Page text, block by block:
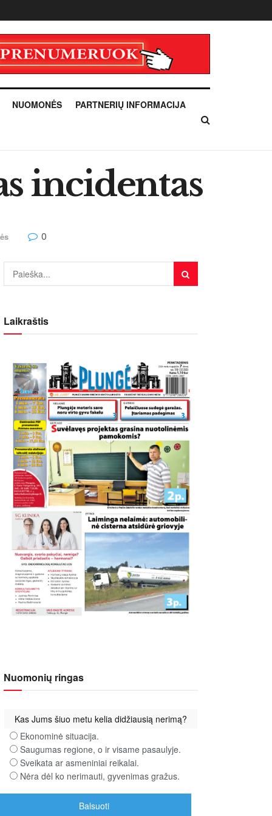
NUOMONĖS PARTNERIŲ INFORMACIJA
incidentas
0
Laikraštis
Nuomonių ringas
Kas Jums šiuo metu kelia didžiausią nerimą?
Ekonominė situacija.
Saugumas regione, o ir visame pasaulyje.
Sveikata ar asmeniniai reikalai.
Nėra dėl ko nerimauti, gyvenimas gražus.